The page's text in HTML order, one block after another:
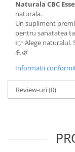
Naturala CBC
naturala.
Un supliment
pentru sanatatea
👉 Alege naturalul.
💪🌿
Informatii
Review-uri(0)